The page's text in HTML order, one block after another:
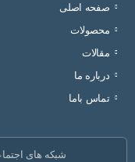
صفحه اصلی
محصولات
مقالات
درباره ما
تماس باما
شبکه های